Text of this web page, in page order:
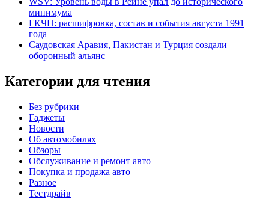
минимума
ГКЧП: расшифровка, состав и события августа 1991
года
Саудовская Аравия, Пакистан и Турция создали
оборонный альянс
Категории для чтения
Без рубрики
Гаджеты
Новости
Об автомобилях
Обзоры
Обслуживание и ремонт авто
Покупка и продажа авто
Разное
Тестдрайв